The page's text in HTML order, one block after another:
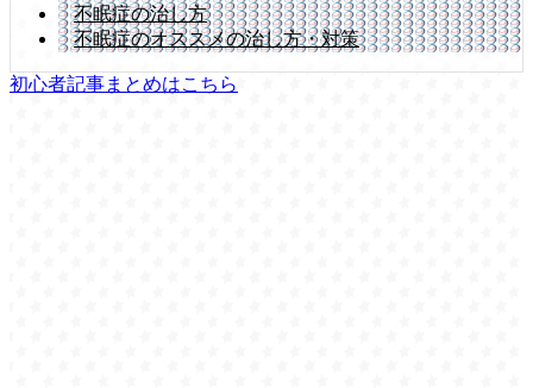
不眠症の治し方
不眠症のオススメの治し方・対策
初心者記事まとめはこちら